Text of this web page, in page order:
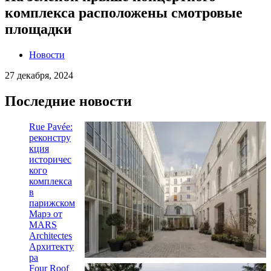
комплекса расположены смотровые
площадки
Новости
27 декабря, 2024
Последние новости
Rue Pavée:
реконстру
кция
историчес
кого
комплекса
в
парижском
Марэ от
MARS
Architectes
Архитекту
ра
Four Roof